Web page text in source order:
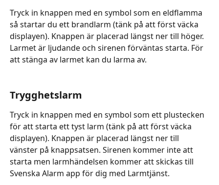
Tryck in knappen med en symbol som en eldflamma
så startar du ett brandlarm (tänk på att först väcka
displayen). Knappen är placerad längst ner till höger.
Larmet är ljudande och sirenen förväntas starta. För
att stänga av larmet kan du larma av.
Trygghetslarm
Tryck in knappen med en symbol som ett plustecken
för att starta ett tyst larm (tänk på att först väcka
displayen). Knappen är placerad längst ner till
vänster på knappsatsen. Sirenen kommer inte att
starta men larmhändelsen kommer att skickas till
Svenska Alarm app för dig med Larmtjänst.